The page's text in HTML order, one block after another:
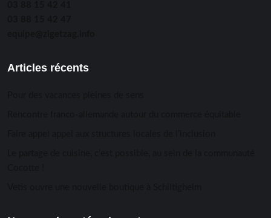
Articles récents